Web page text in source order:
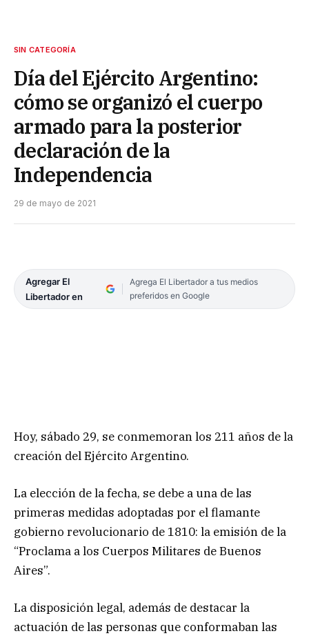
SIN CATEGORÍA
Día del Ejército Argentino:
cómo se organizó el cuerpo
armado para la posterior
declaración de la
Independencia
29 de mayo de 2021
Agregar El
Libertador en
Agrega El Libertador a tus medios
preferidos en Google
Hoy, sábado 29, se conmemoran los 211 años de la
creación del Ejército Argentino.
La elección de la fecha, se debe a una de las
primeras medidas adoptadas por el flamante
gobierno revolucionario de 1810: la emisión de la
“Proclama a los Cuerpos Militares de Buenos
Aires”.
La disposición legal, además de destacar la
actuación de las personas que conformaban las